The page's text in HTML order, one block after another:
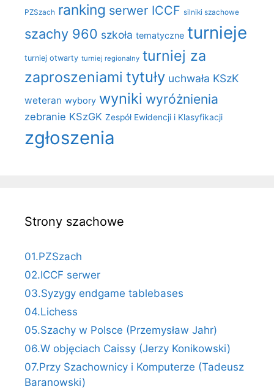
PZSzach ranking serwer ICCF silniki szachowe
szachy 960 szkoła tematyczne turnieje
turniej otwarty turniej regionalny turniej za
zaproszeniami tytuły uchwała KSzK
weteran wybory wyniki wyróżnienia
zebranie KSzGK Zespół Ewidencji i Klasyfikacji
zgłoszenia
Strony szachowe
01.PZSzach
02.ICCF serwer
03.Syzygy endgame tablebases
04.Lichess
05.Szachy w Polsce (Przemysław Jahr)
06.W objęciach Caissy (Jerzy Konikowski)
07.Przy Szachownicy i Komputerze (Tadeusz
Baranowski)